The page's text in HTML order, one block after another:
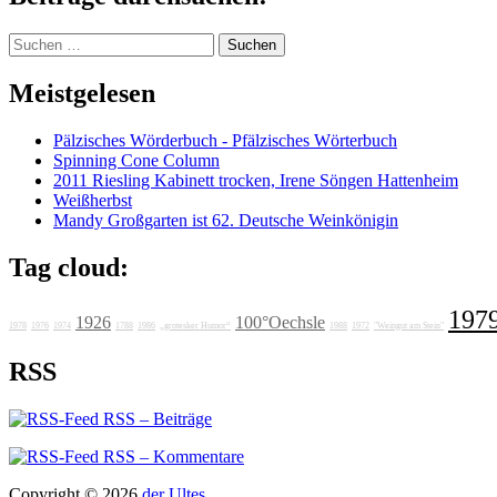
Suchen
nach:
Meistgelesen
Pälzisches Wörderbuch - Pfälzisches Wörterbuch
Spinning Cone Column
2011 Riesling Kabinett trocken, Irene Söngen Hattenheim
Weißherbst
Mandy Großgarten ist 62. Deutsche Weinkönigin
Tag cloud:
1978 1976 1974 1926 1788 1986 „grotesker Humor“ 100°Oechsle 1988 1972 "Weingut am Stein"
RSS
RSS – Beiträge
RSS – Kommentare